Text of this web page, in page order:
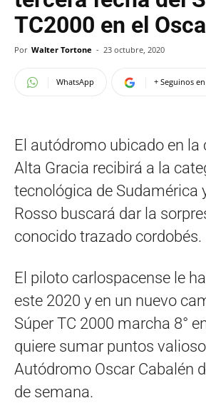
TC2000 en el
Por Walter Tortone - 23 octubre, 2020
WhatsApp + Seguinos
El autódromo ubicado en la
Alta Gracia recibirá a la
tecnológica de Sudamérica
Rosso buscará dar la
conocido trazado cordobés.
El piloto carlospacense le
este 2020 y en un nuevo
Súper TC 2000 marcha 8°
quiere sumar puntos
Autódromo Oscar Cabalén
de semana.